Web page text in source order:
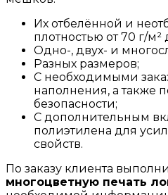
Их отбелённой и
плотностью от 70 г/м²
Одно-, двух- и
Разных размеров;
С необходимыми
наполнения, а также
безопасности;
С дополнительным
полиэтилена для
свойств.
По заказу клиента
многоцветную печать